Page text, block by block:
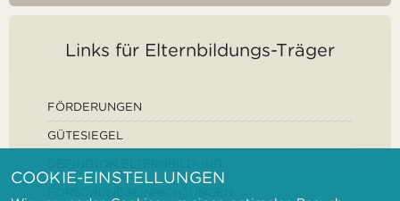
Links für Elternbildungs-Träger
FÖRDERUNGEN
GÜTESIEGEL
COOKIE-EINSTELLUNGEN